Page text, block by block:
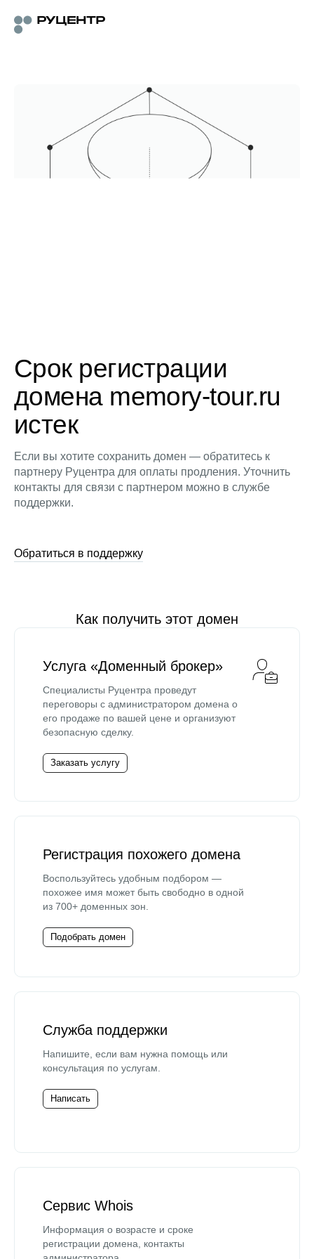
Срок регистрации
домена memory-tour.ru
истек
Если вы хотите сохранить домен — обратитесь к
партнеру Руцентра для оплаты продления. Уточнить
контакты для связи с партнером можно в службе
поддержки.
Обратиться в поддержку
Как получить этот домен
Услуга «Доменный брокер»
Специалисты Руцентра проведут
переговоры с администратором домена о
его продаже по вашей цене и организуют
безопасную сделку.
Заказать услугу
Регистрация похожего домена
Воспользуйтесь удобным подбором —
похожее имя может быть свободно в одной
из 700+ доменных зон.
Подобрать домен
Служба поддержки
Напишите, если вам нужна помощь или
консультация по услугам.
Написать
Сервис Whois
Информация о возрасте и сроке
регистрации домена, контакты